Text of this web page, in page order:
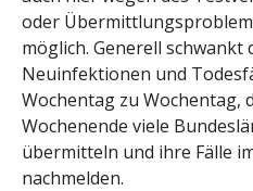
oder
möglich. Generell
Neuinfektionen und
Wochentag zu Wochentag,
Wochenende viele
übermitteln und ihre Fälle
nachmelden.